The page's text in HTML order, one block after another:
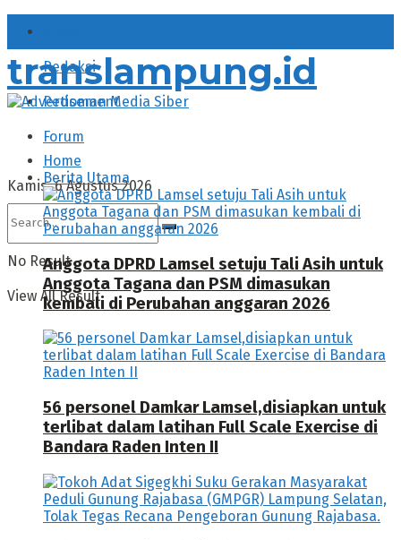
Redaksi
Pedoman Media Siber
Forum
Kamis, 6 Agustus 2026
No Result
View All Result
translampung.id
Home
Berita Utama
Anggota DPRD Lamsel setuju Tali Asih untuk
Anggota Tagana dan PSM dimasukan
kembali di Perubahan anggaran 2026
56 personel Damkar Lamsel,disiapkan untuk
terlibat dalam latihan Full Scale Exercise di
Bandara Raden Inten II